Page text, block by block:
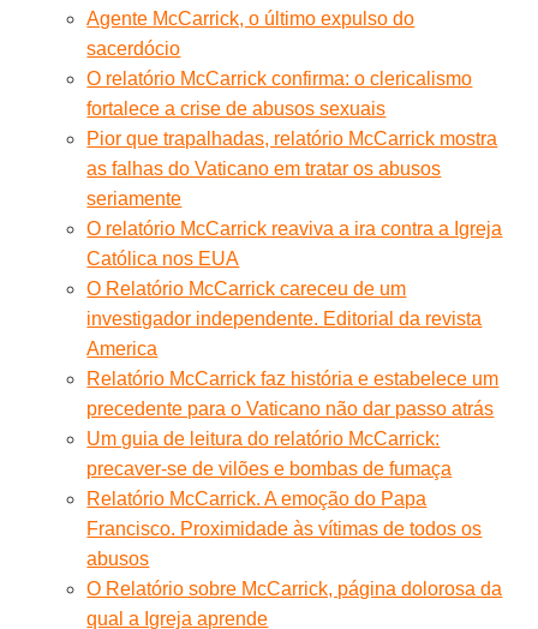
Agente McCarrick, o último expulso do
sacerdócio
O relatório McCarrick confirma: o clericalismo
fortalece a crise de abusos sexuais
Pior que trapalhadas, relatório McCarrick mostra
as falhas do Vaticano em tratar os abusos
seriamente
O relatório McCarrick reaviva a ira contra a Igreja
Católica nos EUA
O Relatório McCarrick careceu de um
investigador independente. Editorial da revista
America
Relatório McCarrick faz história e estabelece um
precedente para o Vaticano não dar passo atrás
Um guia de leitura do relatório McCarrick:
precaver-se de vilões e bombas de fumaça
Relatório McCarrick. A emoção do Papa
Francisco. Proximidade às vítimas de todos os
abusos
O Relatório sobre McCarrick, página dolorosa da
qual a Igreja aprende